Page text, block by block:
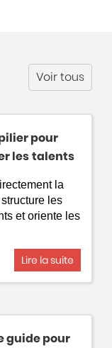
Voir tous
pour
les talents
la
les
et oriente les
Lire la suite
guide pour